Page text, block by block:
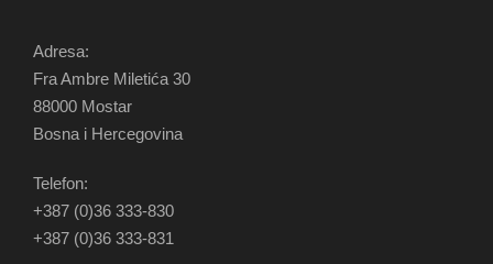
Adresa:
Fra Ambre Miletića 30
88000 Mostar
Bosna i Hercegovina
Telefon:
+387 (0)36 333-830
+387 (0)36 333-831